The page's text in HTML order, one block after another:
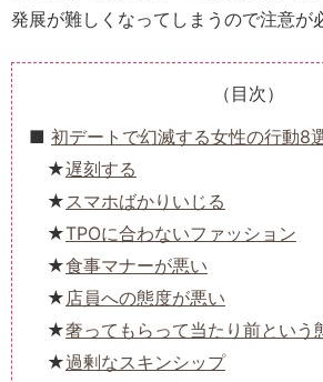
発展が難しくなってしまうので注意が
（目次）
初デートで幻滅する女性の行動8
遅刻する
スマホばかりいじる
TPOに合わないファッション
食事マナーが悪い
店員への態度が悪い
奢ってもらって当たり前という
過剰なスキンシップ